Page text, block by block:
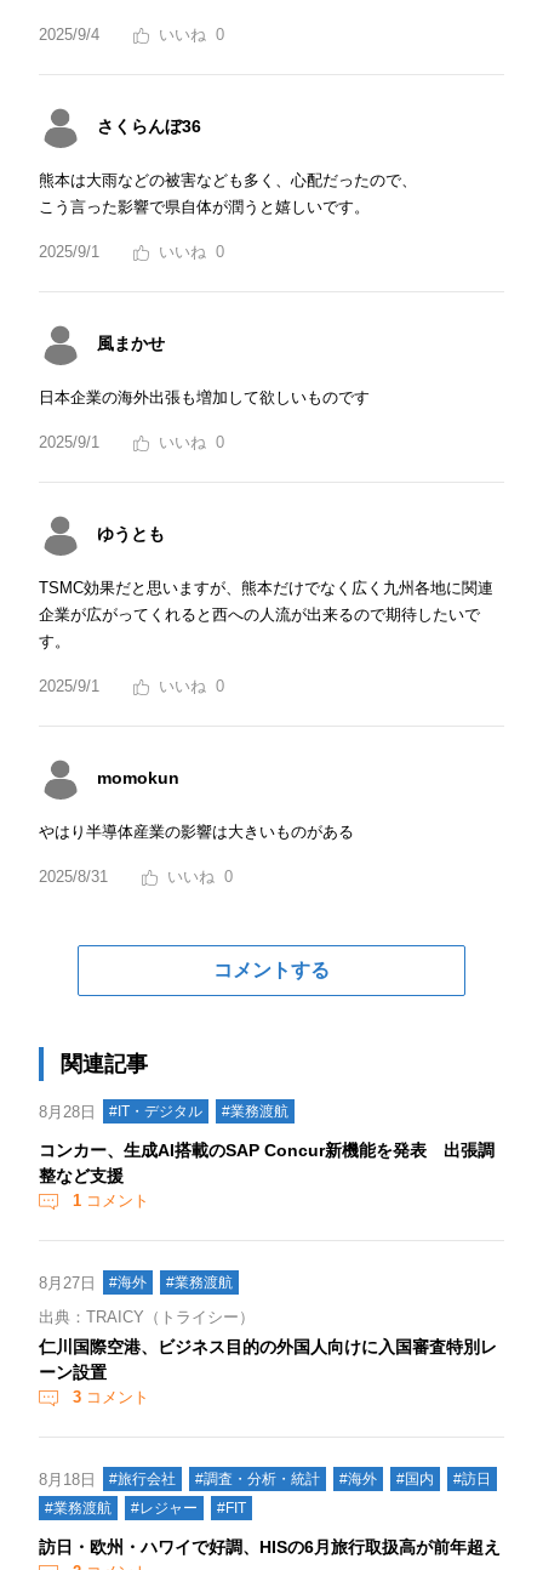
2025/9/4 0
さくらんぼ36
熊本は大雨などの被害なども多く、心配だったので、
こう言った影響で県自体が潤うと嬉しいです。
2025/9/1 0
風まかせ
日本企業の海外出張も増加して欲しいものです
2025/9/1 0
ゆうとも
TSMC効果だと思いますが、熊本だけでなく広く九州各地に関連
企業が広がってくれると西への人流が出来るので期待したいで
す。
2025/9/1 0
momokun
やはり半導体産業の影響は大きいものがある
2025/8/31 0
コメントする
関連記事
8月28日 #IT・デジタル #業務渡航
コンカー、生成AI搭載のSAP Concur新機能を発表 出張調
整など支援
1 コメント
8月27日 #海外 #業務渡航
出典：TRAICY（トライシー）
仁川国際空港、ビジネス目的の外国人向けに入国審査特別レ
ーン設置
3 コメント
8月18日 #旅行会社 #調査・分析・統計 #海外 #国内
#訪日
#業務渡航
#レジャー #FIT
訪日・欧州・ハワイで好調、HISの6月旅行取扱高が前年超え